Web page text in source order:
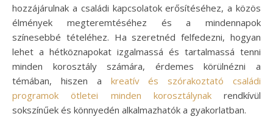
hozzájárulnak a családi kapcsolatok erősítéséhez, a közös
élmények megteremtéséhez és a mindennapok
színesebbé tételéhez. Ha szeretnéd felfedezni, hogyan
lehet a hétköznapokat izgalmassá és tartalmassá tenni
minden korosztály számára, érdemes körülnézni a
témában, hiszen a kreatív és szórakoztató családi
programok ötletei minden korosztálynakrendkívül
sokszínűek és könnyedén alkalmazhatók a gyakorlatban.